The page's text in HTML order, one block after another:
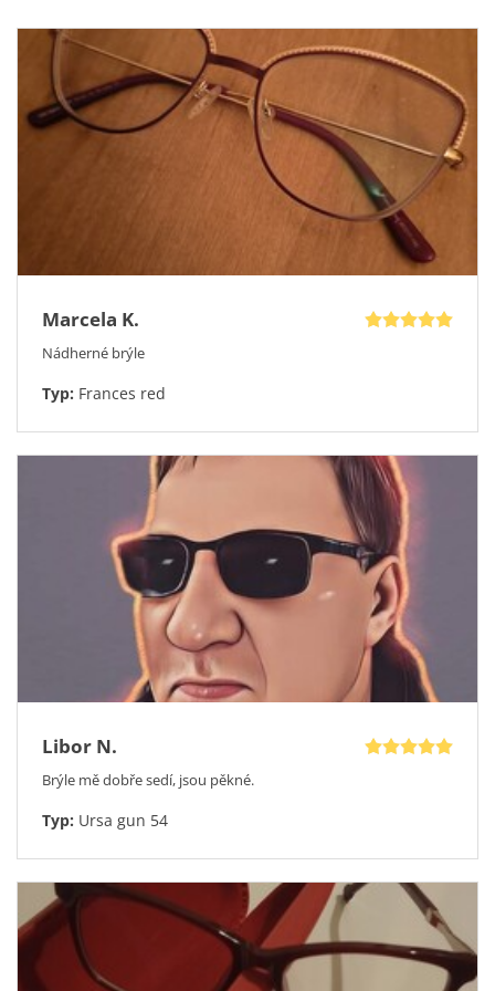
nosníkůmpadnou brýle na jakýkoli kořen nosu a ani po
celém dni nošení nebudou klouzat dolů.
OptikDoDomu garantuje na všechny dioptrické obruby Icona
záruku, díky které budou vaše dioptrické brýle takřka
nesmrtelné.
Kompletní brýle dodáme včetně
pevného pouzdra s logem
firmy a mikrovláknového hadříku
pro snadné čištění
Tvar: Kočičí
Typ rámu: Celorám
Velikost: L - větší 55-17-145
Vychytávky: Nastavitelný nosník
Marcela K.
Nádherné brýle
Typ: Frances red
Libor N.
Brýle mě dobře sedí, jsou pěkné.
Typ: Ursa gun 54